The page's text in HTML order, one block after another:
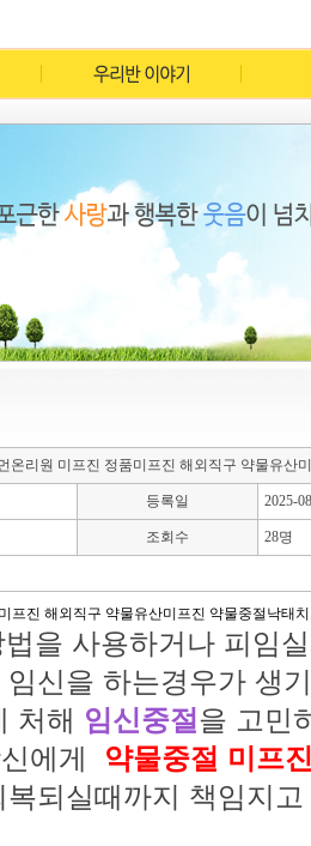
온리원 미프진 정품미프진 해외직구 약물유산
등록일 2025-
조회수 28명
진 해외직구 약물유산미프진 약물중절낙태치
을 사용하거나피임실
임신을 하는경우가 생
처해 임신중절 을 고민
에게 약물중절 미프진
복되실때까지 책임지고